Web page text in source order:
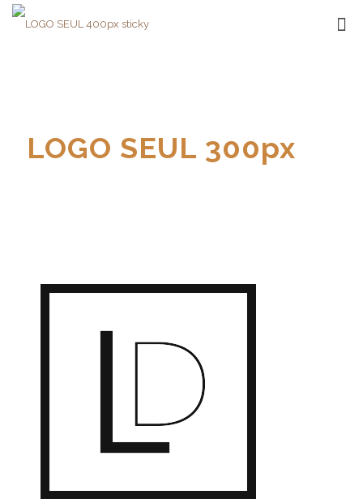
LOGO SEUL 300px